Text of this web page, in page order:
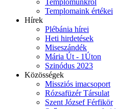
Templomunkról
Templomaink értékei
Hírek
Plébánia hírei
Heti hirdetések
Miseszándék
Mária Út - 1Úton
Szinódus 2023
Közösségek
Missziós imacsoport
Rózsafüzér Társulat
Szent József Férfikör